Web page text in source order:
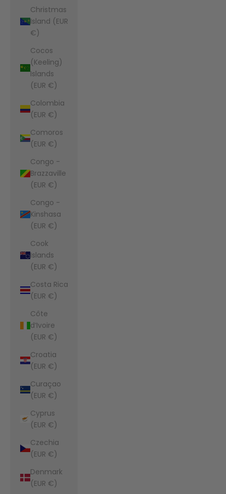
Christmas
Island (EUR
€)
Cocos
(Keeling)
Islands
(EUR €)
Colombia
(EUR €)
Comoros
(EUR €)
Congo -
Brazzaville
(EUR €)
Congo -
Kinshasa
(EUR €)
Cook
Islands
(EUR €)
Costa Rica
(EUR €)
Côte
d’Ivoire
(EUR €)
Croatia
(EUR €)
Curaçao
(EUR €)
Cyprus
(EUR €)
Czechia
(EUR €)
Denmark
(EUR €)